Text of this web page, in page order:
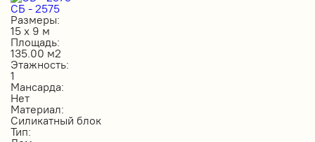
СБ - 2575
Размеры:
15 х 9 м
Площадь:
135.00 м2
Этажность:
1
Мансарда:
Нет
Материал:
Силикатный блок
Тип: